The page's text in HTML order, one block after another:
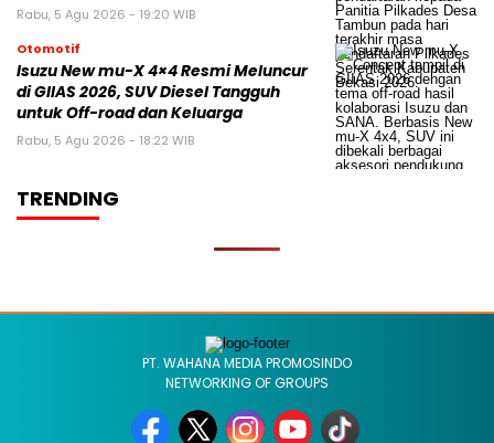
Rabu, 5 Agu 2026 - 19:20 WIB
Otomotif
Isuzu New mu-X 4×4 Resmi Meluncur
di GIIAS 2026, SUV Diesel Tangguh
untuk Off-road dan Keluarga
Rabu, 5 Agu 2026 - 18:22 WIB
TRENDING
PT. WAHANA MEDIA PROMOSINDO
NETWORKING OF GROUPS